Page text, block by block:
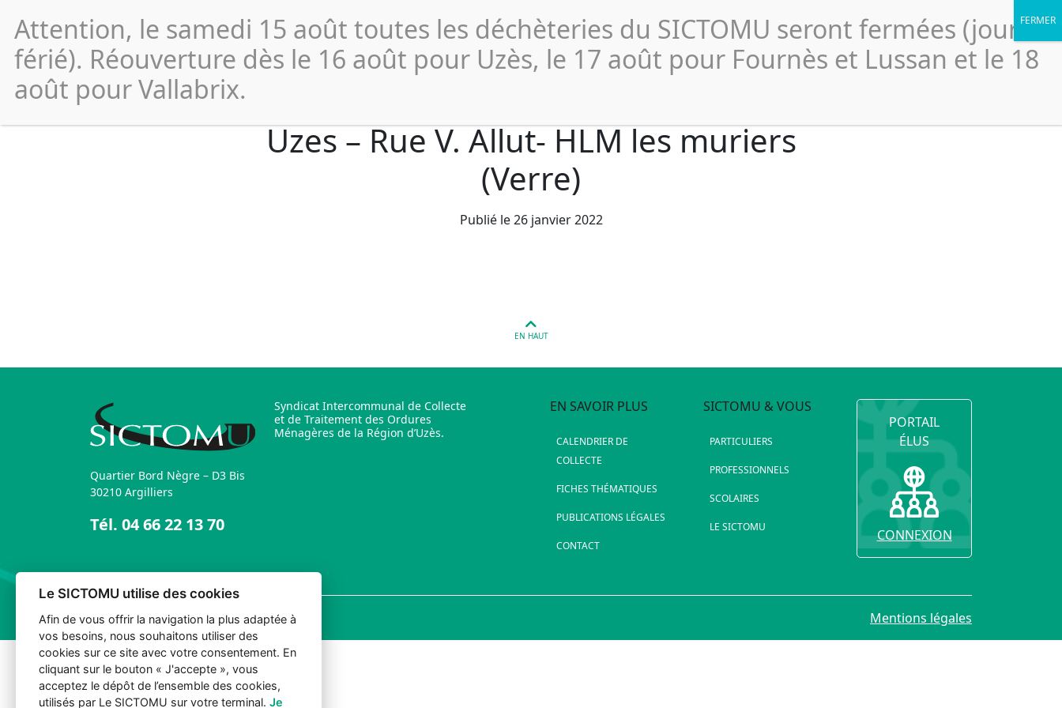
Vos
démarches
Collecte et
Compostage Déchèterie Professionnels Ressources Scolaires
Le
SICTOMU
Uzes – Rue V. Allut- HLM les muriers
(Verre)
Publié le 26 janvier 2022
EN HAUT
Quartier Bord Nègre – D3 Bis
30210 Argilliers
Tél. 04 66 22 13 70
Syndicat Intercommunal de Collecte
et de Traitement des Ordures
Ménagères de la Région d’Uzès.
EN SAVOIR PLUS
CALENDRIER DE
COLLECTE
FICHES THÉMATIQUES
PUBLICATIONS LÉGALES
CONTACT
SICTOMU & VOUS
PARTICULIERS
PROFESSIONNELS
SCOLAIRES
LE SICTOMU
PORTAIL
ÉLUS
CONNEXION
© 2026 Sictomu. Tout droits réservés. Mentions légales
Attention, le samedi 15 août toutes les déchèteries du SICTOMU seront fermées (jour
férié). Réouverture dès le 16 août pour Uzès, le 17 août pour Fournès et Lussan et le 18
août pour Vallabrix.
Le SICTOMU utilise des cookies
Afin de vous offrir la navigation la plus adaptée à
vos besoins, nous souhaitons utiliser des
cookies sur ce site avec votre consentement. En
cliquant sur le bouton « J'accepte », vous
acceptez le dépôt de l’ensemble des cookies,
utilisés par Le SICTOMU sur votre terminal. Je